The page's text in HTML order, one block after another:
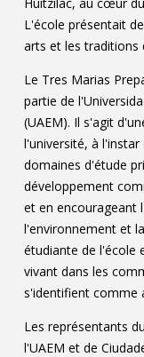
Huitzilac, au cœur
L'école présentait
arts et les traditions
Le Tres Marias
partie de
(UAEM). Il s'agit
l'université, à l'instar
domaines d'étude
développement
et en encourageant
l'environnement et
étudiante de l'école
vivant dans les
s'identifient comme
Les représentants
l'UAEM et de